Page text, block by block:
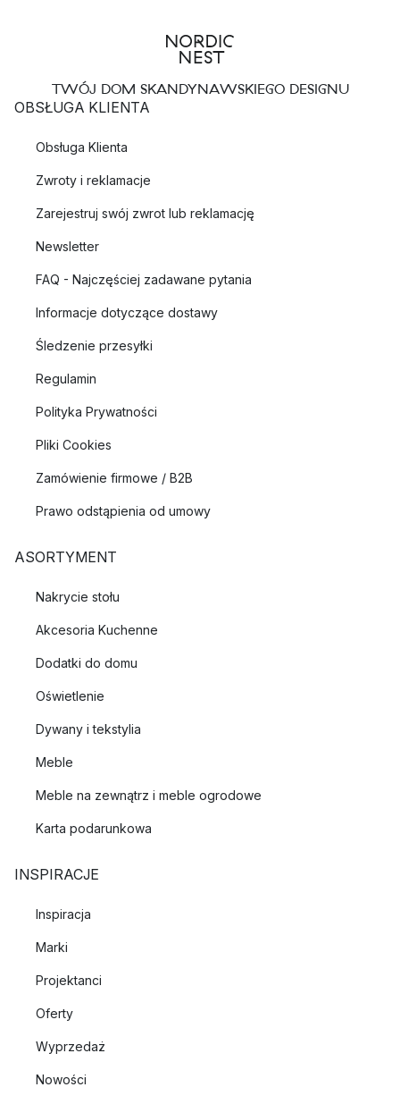
TWÓJ DOM SKANDYNAWSKIEGO DESIGNU
OBSŁUGA KLIENTA
Obsługa Klienta
Zwroty i reklamacje
Zarejestruj swój zwrot lub reklamację
Newsletter
FAQ - Najczęściej zadawane pytania
Informacje dotyczące dostawy
Śledzenie przesyłki
Regulamin
Polityka Prywatności
Pliki Cookies
Zamówienie firmowe / B2B
Prawo odstąpienia od umowy
ASORTYMENT
Nakrycie stołu
Akcesoria Kuchenne
Dodatki do domu
Oświetlenie
Dywany i tekstylia
Meble
Meble na zewnątrz i meble ogrodowe
Karta podarunkowa
INSPIRACJE
Inspiracja
Marki
Projektanci
Oferty
Wyprzedaż
Nowości